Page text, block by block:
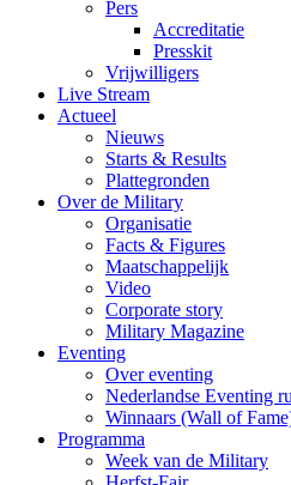
Pers
Accreditatie
Presskit
Vrijwilligers
Live Stream
Actueel
Nieuws
Starts & Results
Plattegronden
Over de Military
Organisatie
Facts & Figures
Maatschappelijk
Video
Corporate story
Military Magazine
Eventing
Over eventing
Nederlandse Eventing
Winnaars (Wall of
Programma
Week van de Military